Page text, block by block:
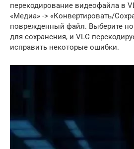
перекодирование видеофайла в
«Медиа» -> «Конвертировать/
поврежденный файл. Выберите
для сохранения, и VLC
исправить некоторые ошибки.